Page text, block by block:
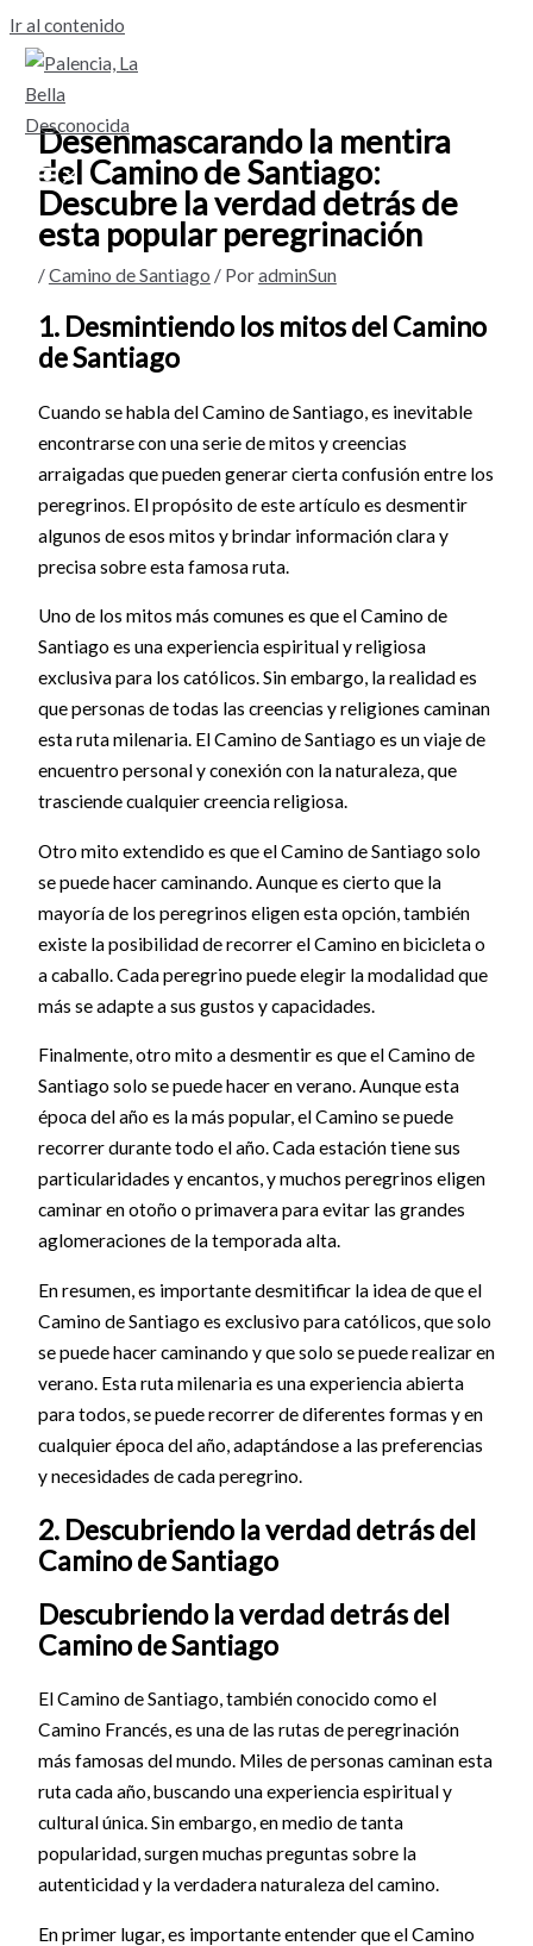
Ir al contenido
Desenmascarando la mentira
del Camino de Santiago:
Descubre la verdad detrás de
esta popular peregrinación
/Camino de Santiago / PoradminSun
1. Desmintiendo los mitos del Camino
de Santiago
Cuando se habla del Camino de Santiago, es inevitable
encontrarse con una serie de mitos y creencias
arraigadas que pueden generar cierta confusión entre los
peregrinos. El propósito de este artículo es desmentir
algunos de esos mitos y brindar información clara y
precisa sobre esta famosa ruta.
Uno de los mitos más comunes es que el Camino de
Santiago es una experiencia espiritual y religiosa
exclusiva para los católicos. Sin embargo, la realidad es
que personas de todas las creencias y religiones caminan
esta ruta milenaria. El Camino de Santiago es un viaje de
encuentro personal y conexión con la naturaleza, que
trasciende cualquier creencia religiosa.
Otro mito extendido es que el Camino de Santiago solo
se puede hacer caminando. Aunque es cierto que la
mayoría de los peregrinos eligen esta opción, también
existe la posibilidad de recorrer el Camino en bicicleta o
a caballo. Cada peregrino puede elegir la modalidad que
más se adapte a sus gustos y capacidades.
Finalmente, otro mito a desmentir es que el Camino de
Santiago solo se puede hacer en verano. Aunque esta
época del año es la más popular, el Camino se puede
recorrer durante todo el año. Cada estación tiene sus
particularidades y encantos, y muchos peregrinos eligen
caminar en otoño o primavera para evitar las grandes
aglomeraciones de la temporada alta.
En resumen, es importante desmitificar la idea de que el
Camino de Santiago es exclusivo para católicos, que solo
se puede hacer caminando y que solo se puede realizar en
verano. Esta ruta milenaria es una experiencia abierta
para todos, se puede recorrer de diferentes formas y en
cualquier época del año, adaptándose a las preferencias
y necesidades de cada peregrino.
2. Descubriendo la verdad detrás del
Camino de Santiago
Descubriendo la verdad detrás del
Camino de Santiago
El Camino de Santiago, también conocido como el
Camino Francés, es una de las rutas de peregrinación
más famosas del mundo. Miles de personas caminan esta
ruta cada año, buscando una experiencia espiritual y
cultural única. Sin embargo, en medio de tanta
popularidad, surgen muchas preguntas sobre la
autenticidad y la verdadera naturaleza del camino.
En primer lugar, es importante entender que el Camino